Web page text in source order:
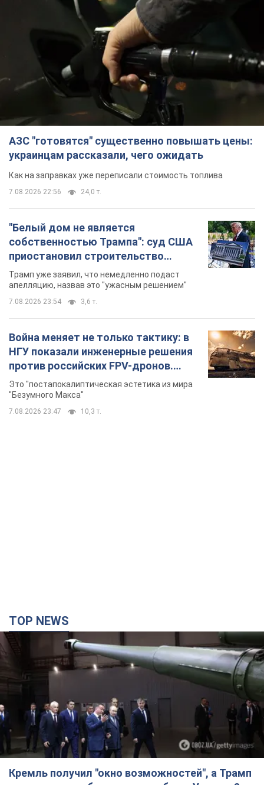
АЗС "готовятся" существенно повышать цены:
украинцам рассказали, чего ожидать
Как на заправках уже переписали стоимость топлива
7.08.2026 22:56 24,0 т.
"Белый дом не является
собственностью Трампа": суд США
приостановил строительство
бального зала стоимостью 400 млн
долларов
Трамп уже заявил, что немедленно подаст
апелляцию, назвав это "ужасным решением"
7.08.2026 23:54 3,6 т.
Война меняет не только тактику: в
НГУ показали инженерные решения
против российских FPV-дронов.
Фото
Это "постапокалиптическая эстетика из мира
"Безумного Макса"
7.08.2026 23:47 10,3 т.
TOP NEWS
Кремль получил "окно возможностей", а Трамп